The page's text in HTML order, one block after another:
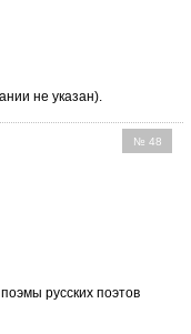
не указан).
№ 48
русских поэтов